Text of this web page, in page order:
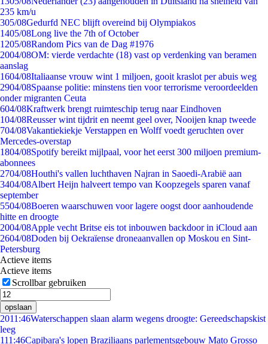
235 km/u
305/08Gedurfd NEC blijft overeind bij Olympiakos
1405/08Long live the 7th of October
1205/08Random Pics van de Dag #1976
2004/08OM: vierde verdachte (18) vast op verdenking van beramen
aanslag
1604/08Italiaanse vrouw wint 1 miljoen, gooit kraslot per abuis weg
2904/08Spaanse politie: minstens tien voor terrorisme veroordeelden
onder migranten Ceuta
604/08Kraftwerk brengt ruimteschip terug naar Eindhoven
104/08Reusser wint tijdrit en neemt geel over, Nooijen knap tweede
704/08Vakantiekiekje Verstappen en Wolff voedt geruchten over
Mercedes-overstap
1804/08Spotify bereikt mijlpaal, voor het eerst 300 miljoen premium-
abonnees
2704/08Houthi's vallen luchthaven Najran in Saoedi-Arabië aan
3404/08Albert Heijn halveert tempo van Koopzegels sparen vanaf
september
5504/08Boeren waarschuwen voor lagere oogst door aanhoudende
hitte en droogte
2004/08Apple vecht Britse eis tot inbouwen backdoor in iCloud aan
2604/08Doden bij Oekraïense droneaanvallen op Moskou en Sint-
Petersburg
Actieve items
Actieve items
Scrollbar gebruiken
opslaan
2011:46Waterschappen slaan alarm wegens droogte: Gereedschapskist
leeg
111:46Capibara's lopen Braziliaans parlementsgebouw Mato Grosso